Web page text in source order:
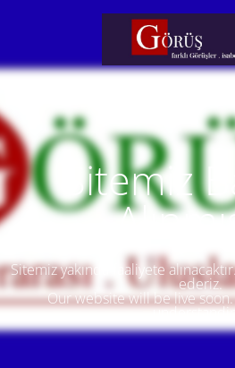
Sitemiz
Sitemiz yakında faaliyete
ederiz.
Our website will be live